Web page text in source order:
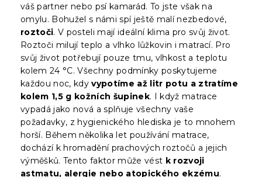
váš partner nebo psí kamarád. To jste však na
omylu. Bohužel s námi spí ještě malí nezbedové,
roztoči. V posteli mají ideální klima pro svůj život.
Roztoči milují teplo a vlhko lůžkovin i matrací. Pro
svůj život potřebují pouze tmu, vlhkost a teplotu
kolem 24 °C. Všechny podmínky poskytujeme
každou noc, kdyvypotíme až litr potu a ztratíme
kolem 1,5 g kožních šupinek. I když matrace
vypadá jako nová a splňuje všechny vaše
požadavky, z hygienického hlediska je to mnohem
horší. Během několika let používání matrace,
dochází k hromadění prachových roztočů a jejich
výměšků. Tento faktor může vést k rozvoji
astmatu, alergie nebo atopického ekzému.